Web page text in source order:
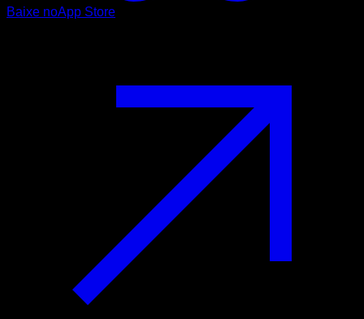
Baixe noApp Store